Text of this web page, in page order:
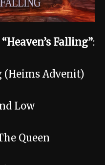
“Heaven’s Falling”:
(Heims Advenit)
Low
Queen